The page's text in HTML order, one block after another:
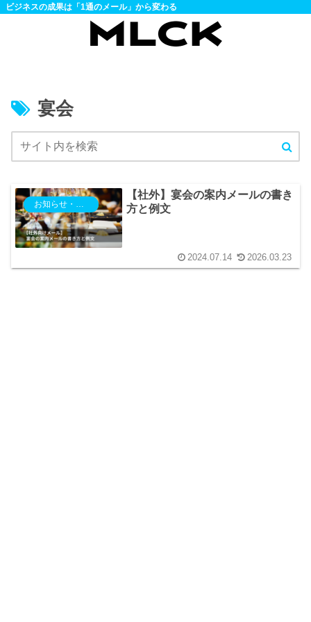
ビジネスの成果は「1通のメール」から変わる
宴会
お知らせ・ご案内
【社外】宴会の案内メールの書き
方と例文
2024.07.14 2026.03.23